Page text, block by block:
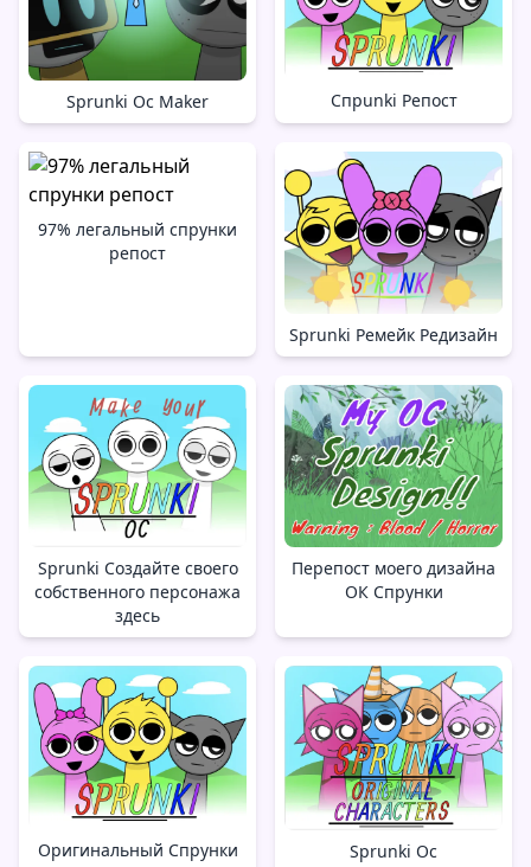
Sprunki Oc Maker Спрunki Репост
97% легальный спрунки
репост
Sprunki Ремейк Редизайн
Sprunki Создайте своего
собственного персонажа
здесь
Перепост моего дизайна
ОК Спрунки
Оригинальный Спрунки
Sprunki Oc